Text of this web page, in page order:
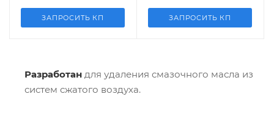
ЗАПРОСИТЬ КП ЗАПРОСИТЬ КП
Разработан для удаления смазочного масла из
систем сжатого воздуха.